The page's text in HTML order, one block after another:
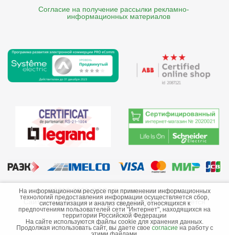
Согласие на получение рассылки рекламно-
    информационных материалов
©2013-2026 ООО «Краснодарэлектро»
Сайт носит информационный характер и не является
публичной офертой.
Стоимость товаров и их наличие не гарантируются.
На информационном ресурсе при применении информационных
технологий предоставления информации осуществляется сбор,
систематизация и анализ сведений, относящихся к
предпочтениям пользователей сети "Интернет", находящихся на
территории Российской Федерации
На сайте используются файлы cookie для хранения данных.
Продолжая использовать сайт, вы даете свое согласие на работу с